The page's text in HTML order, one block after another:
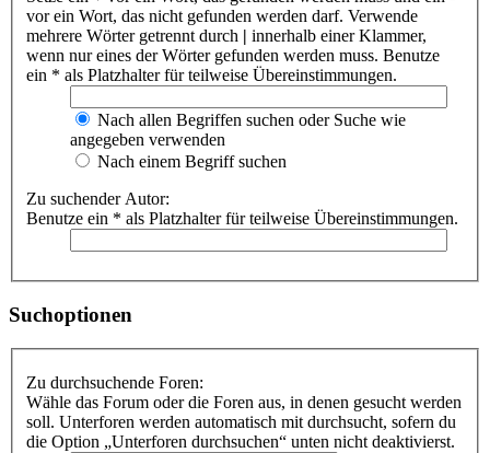
vor ein Wort, das nicht gefunden werden darf. Verwende
mehrere Wörter getrennt durch | innerhalb einer Klammer,
wenn nur eines der Wörter gefunden werden muss. Benutze
ein * als Platzhalter für teilweise Übereinstimmungen.
Nach allen Begriffen suchen oder Suche wie
angegeben verwenden
Nach einem Begriff suchen
Zu suchender Autor:
Benutze ein * als Platzhalter für teilweise Übereinstimmungen.
Suchoptionen
Zu durchsuchende Foren:
Wähle das Forum oder die Foren aus, in denen gesucht werden
soll. Unterforen werden automatisch mit durchsucht, sofern du
die Option „Unterforen durchsuchen“ unten nicht deaktivierst.